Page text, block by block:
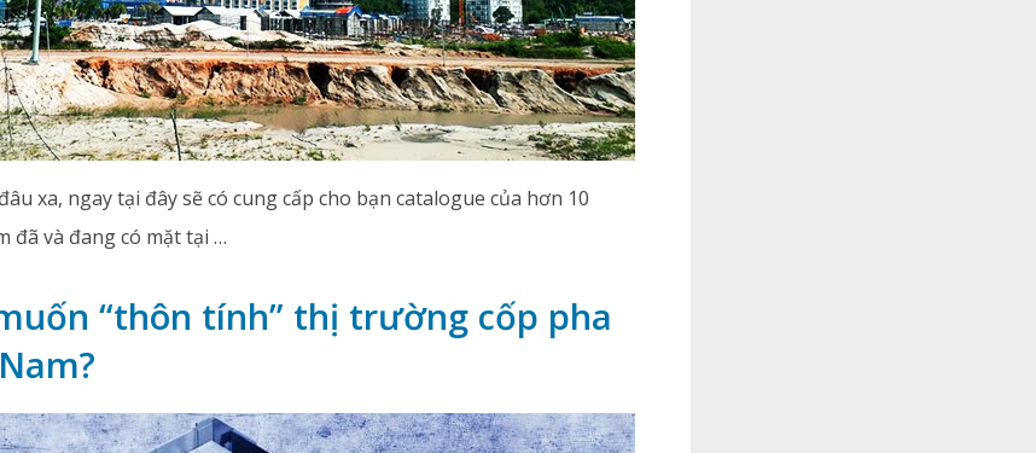
xa, ngay tại đây sẽ có cung cấp cho bạn catalogue của hơn 10
đã và đang có mặt tại …
“thôn tính” thị trường cốp pha